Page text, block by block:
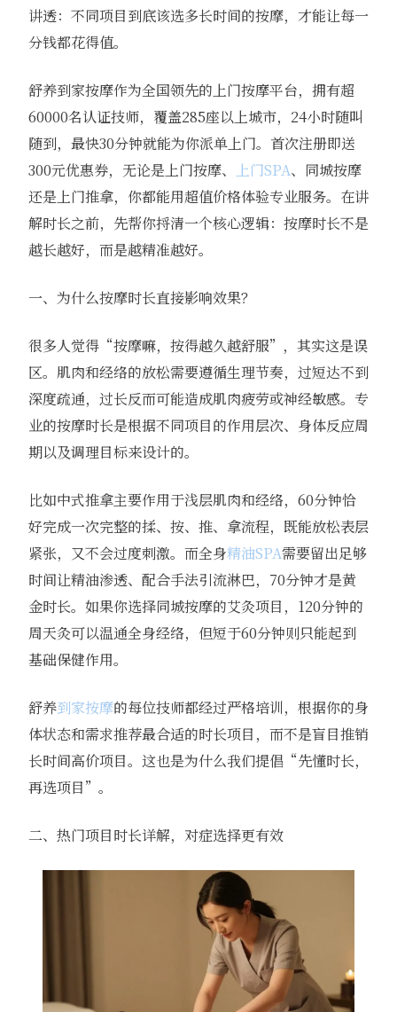
讲透：不同项目到底该选多长时间的按摩，才能让每一
分钱都花得值。
舒养到家按摩作为全国领先的上门按摩平台，拥有超
60000名认证技师，覆盖285座以上城市，24小时随叫
随到，最快30分钟就能为你派单上门。首次注册即送
300元优惠券，无论是上门按摩、
上门SPA、同城按摩
还是上门推拿，你都能用超值价格体验专业服务。在讲
解时长之前，先帮你捋清一个核心逻辑：按摩时长不是
越长越好，而是越精准越好。
一、为什么按摩时长直接影响效果？
很多人觉得“按摩嘛，按得越久越舒服”，其实这是误
区。肌肉和经络的放松需要遵循生理节奏，过短达不到
深度疏通，过长反而可能造成肌肉疲劳或神经敏感。专
业的按摩时长是根据不同项目的作用层次、身体反应周
期以及调理目标来设计的。
比如中式推拿主要作用于浅层肌肉和经络，60分钟恰
好完成一次完整的揉、按、推、拿流程，既能放松表层
紧张，又不会过度刺激。而全身精油SPA需要留出足够
时间让精油渗透、配合手法引流淋巴，70分钟才是黄
金时长。如果你选择同城按摩的艾灸项目，120分钟的
周天灸可以温通全身经络，但短于60分钟则只能起到
基础保健作用。
舒养到家按摩的每位技师都经过严格培训，根据你的身
体状态和需求推荐最合适的时长项目，而不是盲目推销
长时间高价项目。这也是为什么我们提倡“先懂时长，
再选项目”。
二、热门项目时长详解，对症选择更有效